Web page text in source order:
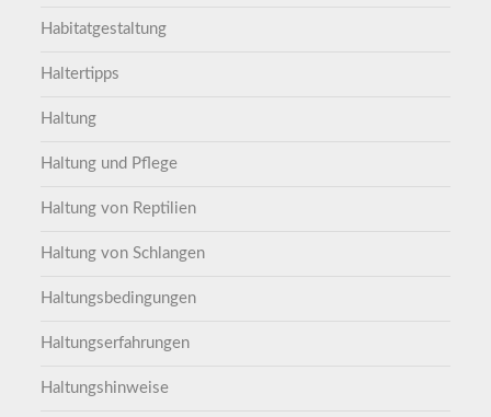
Habitatgestaltung
Haltertipps
Haltung
Haltung und Pflege
Haltung von Reptilien
Haltung von Schlangen
Haltungsbedingungen
Haltungserfahrungen
Haltungshinweise